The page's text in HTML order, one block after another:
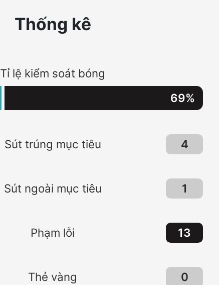
Thống kê
Tỉ lệ kiểm soát bóng
69%
Sút trúng mục tiêu 4
Sút ngoài mục tiêu 1
Phạm lỗi 13
Thẻ vàng 0